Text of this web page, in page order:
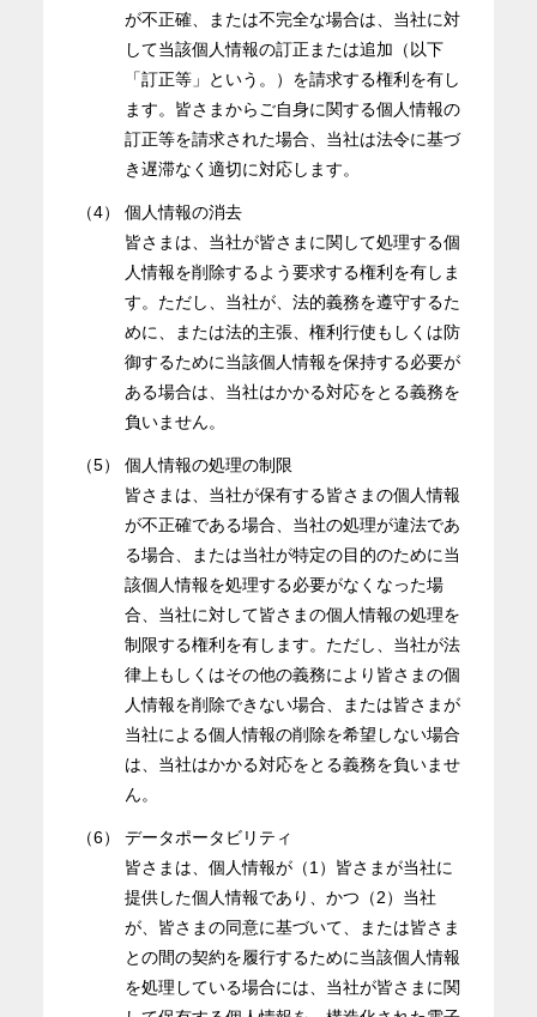
が不正確、または不完全な場合は、当社に対
して当該個人情報の訂正または追加（以下
「訂正等」という。）を請求する権利を有し
ます。皆さまからご自身に関する個人情報の
訂正等を請求された場合、当社は法令に基づ
き遅滞なく適切に対応します。
（4）
個人情報の消去
皆さまは、当社が皆さまに関して処理する個
人情報を削除するよう要求する権利を有しま
す。ただし、当社が、法的義務を遵守するた
めに、または法的主張、権利行使もしくは防
御するために当該個人情報を保持する必要が
ある場合は、当社はかかる対応をとる義務を
負いません。
（5）
個人情報の処理の制限
皆さまは、当社が保有する皆さまの個人情報
が不正確である場合、当社の処理が違法であ
る場合、または当社が特定の目的のために当
該個人情報を処理する必要がなくなった場
合、当社に対して皆さまの個人情報の処理を
制限する権利を有します。ただし、当社が法
律上もしくはその他の義務により皆さまの個
人情報を削除できない場合、または皆さまが
当社による個人情報の削除を希望しない場合
は、当社はかかる対応をとる義務を負いませ
ん。
（6）
データポータビリティ
皆さまは、個人情報が（1）皆さまが当社に
提供した個人情報であり、かつ（2）当社
が、皆さまの同意に基づいて、または皆さま
との間の契約を履行するために当該個人情報
を処理している場合には、当社が皆さまに関